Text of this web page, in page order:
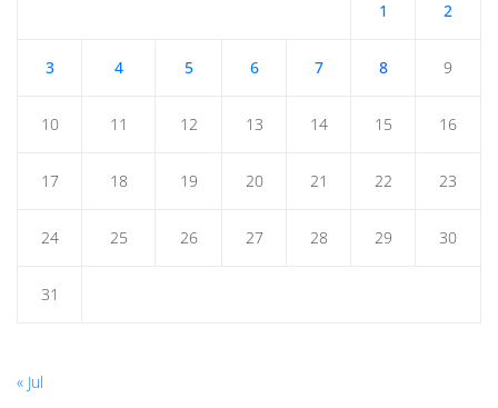
1 2
3 4 5 6 7 8 9
10 11 12 13 14 15 16
17 18 19 20 21 22 23
24 25 26 27 28 29 30
31
« Jul